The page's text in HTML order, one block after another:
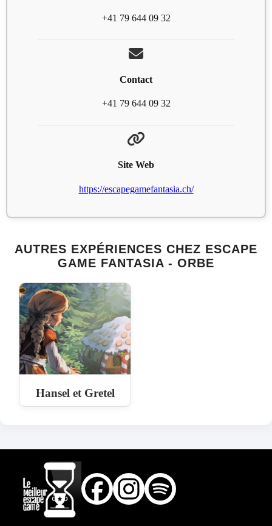
+41 79 644 09 32
Contact
+41 79 644 09 32
Site Web
https://escapegamefantasia.ch/
AUTRES EXPÉRIENCES CHEZ ESCAPE
GAME FANTASIA - ORBE
Hansel et Gretel